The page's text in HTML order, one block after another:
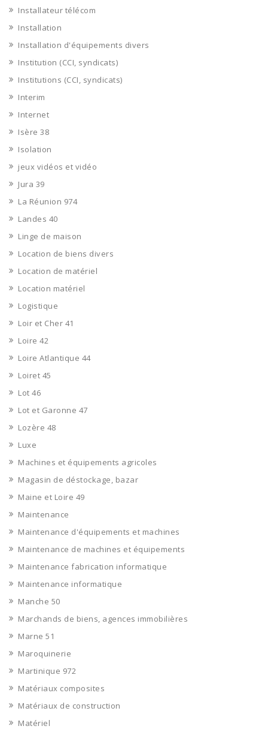
Installateur télécom
Installation
Installation d'équipements divers
Institution (CCI, syndicats)
Institutions (CCI, syndicats)
Interim
Internet
Isère 38
Isolation
jeux vidéos et vidéo
Jura 39
La Réunion 974
Landes 40
Linge de maison
Location de biens divers
Location de matériel
Location matériel
Logistique
Loir et Cher 41
Loire 42
Loire Atlantique 44
Loiret 45
Lot 46
Lot et Garonne 47
Lozère 48
Luxe
Machines et équipements agricoles
Magasin de déstockage, bazar
Maine et Loire 49
Maintenance
Maintenance d'équipements et machines
Maintenance de machines et équipements
Maintenance fabrication informatique
Maintenance informatique
Manche 50
Marchands de biens, agences immobilières
Marne 51
Maroquinerie
Martinique 972
Matériaux composites
Matériaux de construction
Matériel